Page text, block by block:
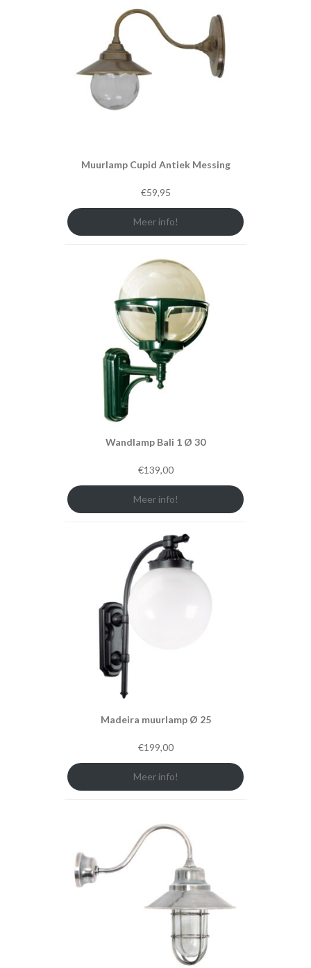
Muurlamp Cupid Antiek Messing
€59,95
Meer info!
Wandlamp Bali 1 Ø 30
€139,00
Meer info!
Madeira muurlamp Ø 25
€199,00
Meer info!